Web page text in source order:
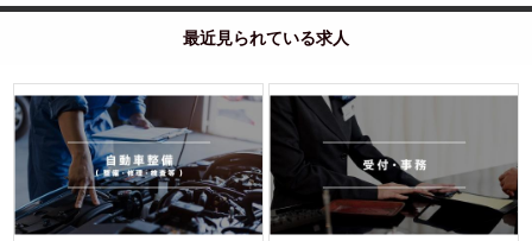
最近見られている求人